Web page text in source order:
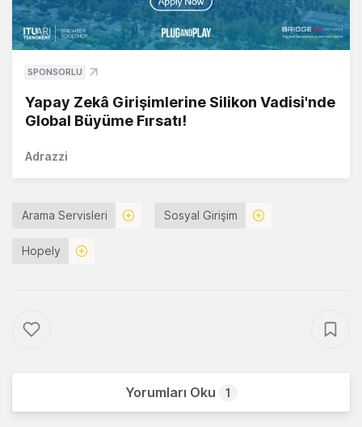
SPONSORLU
Yapay Zekâ Girişimlerine Silikon Vadisi'nde
Global Büyüme Fırsatı!
Adrazzi
Arama Servisleri Sosyal Girişim
Hopely
Yorumları Oku 1